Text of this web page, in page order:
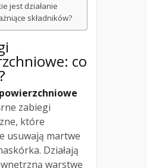
jest działanie
składników?
co
zabiegi
które
usuwają martwe
Działają
warstwę